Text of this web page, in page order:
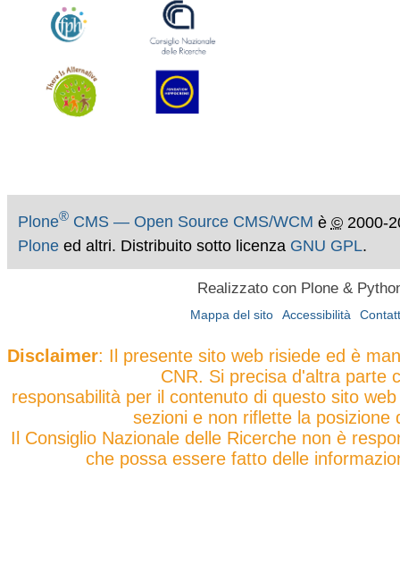
Plone®CMS — Open Source CMS/WCM è ©2000-
Ploneed altri. Distribuito sotto licenza GNU GPL.
Realizzato con Plone &
Mappa del sito Accessibilità
Disclaimer: Il presente sito web risiede ed è
CNR. Si precisa d'altra parte
responsabilità per il contenuto di questo sito
sezioni e non riflette la posizione
Il Consiglio Nazionale delle Ricerche non è
che possa essere fatto delle